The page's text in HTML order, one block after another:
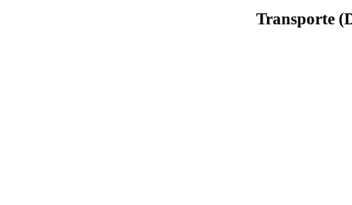
Transporte